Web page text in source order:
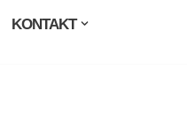
KONTAKT